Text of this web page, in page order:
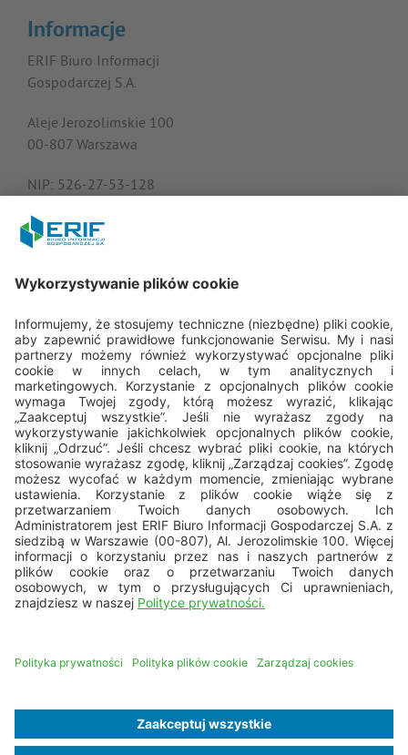
Informacje
ERIF Biuro Informacji
Gospodarczej S.A.
Aleje Jerozolimskie 100
00-807 Warszawa
NIP: 526-27-53-128
REGON: 015613573
22 594 25 15
Pn - Pt: 8.00 - 16.00
bok@erif.pl
Copyright © 2026 ERIF Biuro Informacji Gospodarczej S.A.
Mapa strony
Nota prawna Dane osobowe Polityka cookies